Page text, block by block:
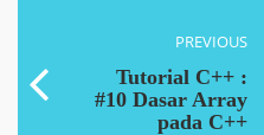
PREVIOUS
Tutorial C++ :
#10 Dasar Array
pada C++